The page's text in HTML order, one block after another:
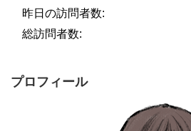
昨日の訪問者数:
総訪問者数:
プロフィール